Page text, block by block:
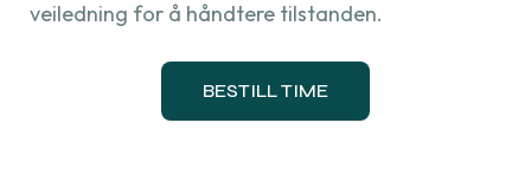
veiledning for å håndtere tilstanden.
BESTILL TIME